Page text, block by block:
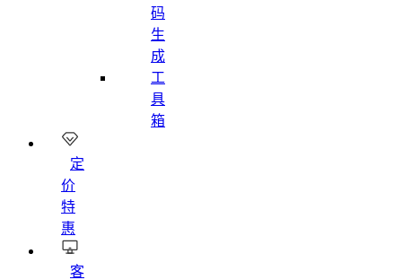
码
生
成
工
具
箱
定
价
特
惠
客